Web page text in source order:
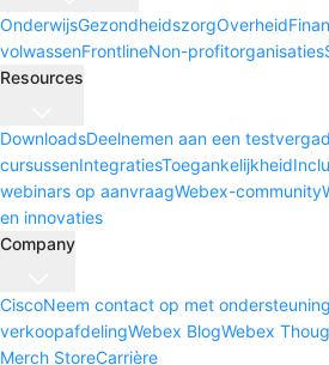
OnderwijsGezondheidszorgOverheid
volwassenFrontlineNon-profitorganisaties
Resources
DownloadsDeelnemen aan een
cursussenIntegratiesToegankelijkheid
webinars op aanvraagWebex-community
en innovaties
Company
CiscoNeem contact op met ondersteuning
verkoopafdelingWebex BlogWebex
Merch StoreCarrière